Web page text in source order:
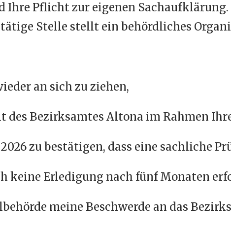
Pflicht zur eigenen Sachaufklärung.
Stelle stellt ein behördliches
an sich zu ziehen,
Bezirksamtes Altona im Rahmen
zu bestätigen, dass eine sachliche
keine Erledigung nach fünf Monaten
meine Beschwerde an das